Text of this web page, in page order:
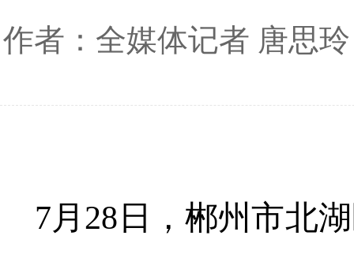
作者：全媒体记者 唐思玲
7月28日，郴州市北